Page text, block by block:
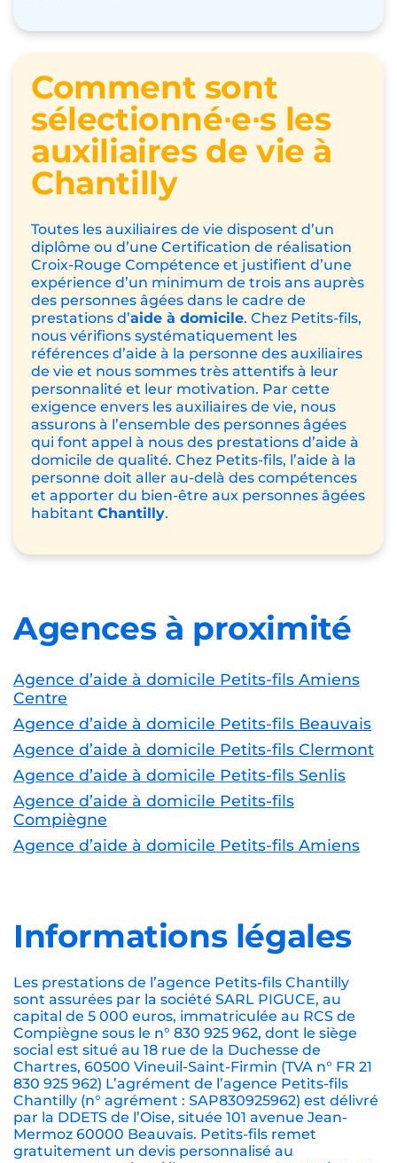
Comment sont
sélectionné∙e∙s les
auxiliaires de vie à
Chantilly
Toutes les auxiliaires de vie disposent d’un
diplôme ou d’une Certification de réalisation
Croix-Rouge Compétence et justifient d’une
expérience d’un minimum de trois ans auprès
des personnes âgées dans le cadre de
prestations d’aide à domicile. Chez Petits-fils,
nous vérifions systématiquement les
références d’aide à la personne des auxiliaires
de vie et nous sommes très attentifs à leur
personnalité et leur motivation. Par cette
exigence envers les auxiliaires de vie, nous
assurons à l’ensemble des personnes âgées
qui font appel à nous des prestations d’aide à
domicile de qualité. Chez Petits-fils, l’aide à la
personne doit aller au-delà des compétences
et apporter du bien-être aux personnes âgées
habitant Chantilly.
Agences à proximité
Agence d’aide à domicile Petits-fils Amiens
Centre
Agence d’aide à domicile Petits-fils Beauvais
Agence d’aide à domicile Petits-fils Clermont
Agence d’aide à domicile Petits-fils Senlis
Agence d’aide à domicile Petits-fils
Compiègne
Agence d’aide à domicile Petits-fils Amiens
Informations légales
Les prestations de l’agence Petits-fils Chantilly
sont assurées par la société SARL PIGUCE, au
capital de 5 000 euros, immatriculée au RCS de
Compiègne sous le n° 830 925 962, dont le siège
social est situé au 18 rue de la Duchesse de
Chartres, 60500 Vineuil-Saint-Firmin (TVA n° FR 21
830 925 962) L’agrément de l’agence Petits-fils
Chantilly (n° agrément : SAP830925962) est délivré
par la DDETS de l’Oise, située 101 avenue Jean-
Mermoz 60000 Beauvais. Petits-fils remet
gratuitement un devis personnalisé au